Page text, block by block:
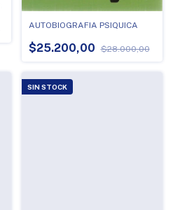
AUTOBIOGRAFIA PSIQUICA
$25.200,00 $28.000,00
SIN STOCK